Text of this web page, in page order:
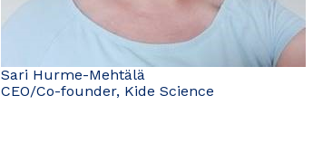
Sari Hurme-Mehtälä
CEO/Co-founder, Kide Science